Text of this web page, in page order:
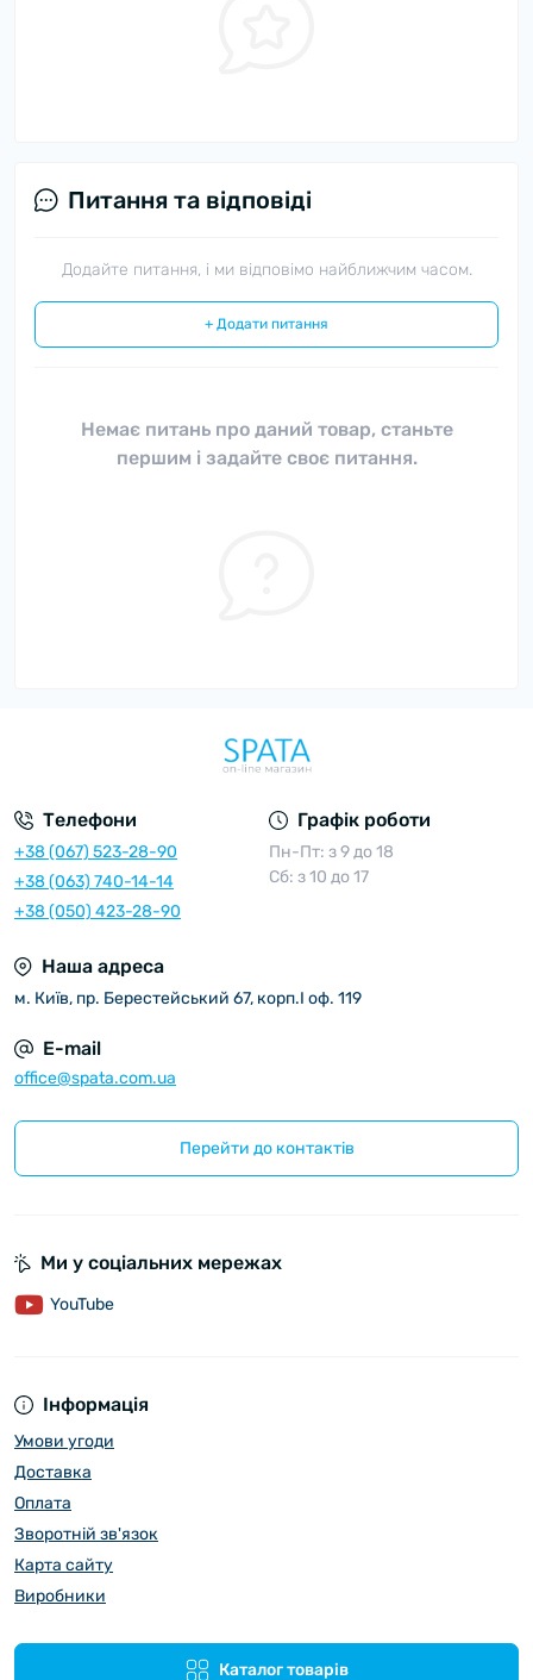
Питання та відповіді
Додайте питання, і ми відповімо найближчим часом.
+ Додати питання
Немає питань про даний товар, станьте
першим і задайте своє питання.
Телефони
+38 (067) 523-28-90
+38 (063) 740-14-14
+38 (050) 423-28-90
Графік роботи
Пн-Пт: з 9 до 18
Сб: з 10 до 17
Наша адреса
м. Київ, пр. Берестейський 67, корп.I оф. 119
E-mail
office@spata.com.ua
Перейти до контактів
Інформація
Умови угоди
Доставка
Оплата
Зворотній зв'язок
Карта сайту
Виробники
Каталог товарів
Ми у соціальних мережах
YouTube